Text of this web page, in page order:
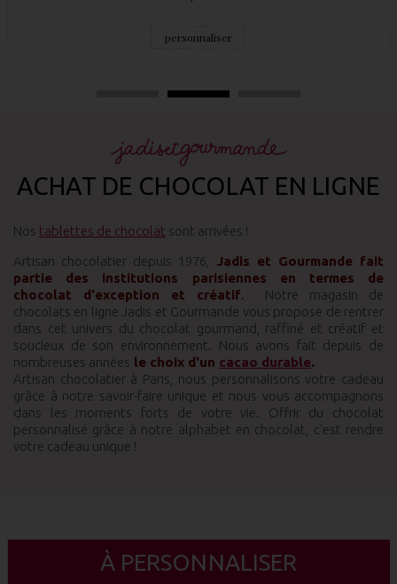
personnaliser
ACHAT DE CHOCOLAT EN LIGNE
Nos tablettes de chocolat sont arrivées !
Artisan chocolatier depuis 1976, Jadis et Gourmande fait
partie des institutions parisiennes en termes de
chocolat d'exception et créatif.
Notre magasin de
chocolats en ligne Jadis et Gourmande vous propose de rentrer
dans cet univers du chocolat gourmand, raffiné et créatif et
soucieux de son environnement. Nous avons fait depuis de
nombreuses années le choix d'un cacao durable.
Artisan chocolatier à Paris, nous personnalisons votre cadeau
grâce à notre savoir-faire unique et nous vous accompagnons
dans les moments forts de votre vie. Offrir du chocolat
personnalisé grâce à notre alphabet en chocolat, c'est rendre
votre cadeau unique !
À PERSONNALISER